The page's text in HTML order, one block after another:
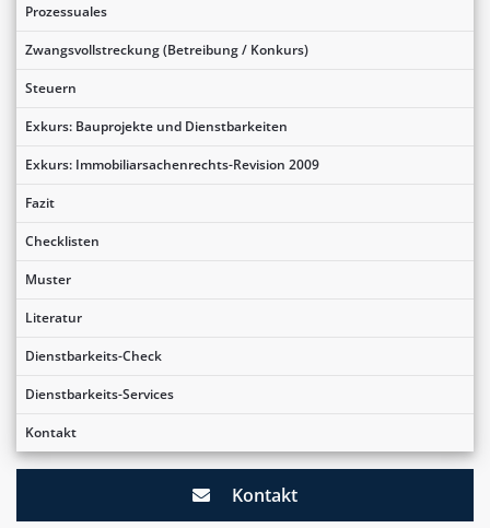
Prozessuales
Zwangsvollstreckung (Betreibung / Konkurs)
Steuern
Exkurs: Bauprojekte und Dienstbarkeiten
Exkurs: Immobiliarsachenrechts-Revision 2009
Fazit
Checklisten
Muster
Literatur
Dienstbarkeits-Check
Dienstbarkeits-Services
Kontakt
Kontakt